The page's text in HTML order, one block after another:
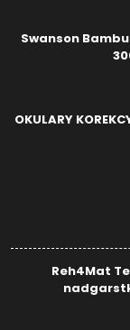
Swanson
OKULARY
Reh4Mat